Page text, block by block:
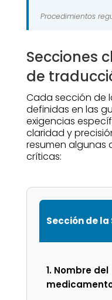
Procedimientos
Secciones
de
Cada sección de
definidas en las
exigencias
claridad y
resumen algunas
críticas:
Sección de la
1. Nombre del